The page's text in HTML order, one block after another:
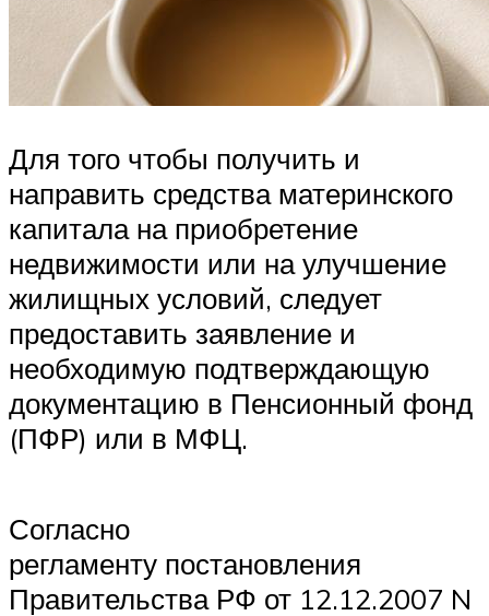
Для того чтобы получить и
направить средства материнского
капитала на приобретение
недвижимости или на улучшение
жилищных условий, следует
предоставить заявление и
необходимую подтверждающую
документацию в Пенсионный фонд
(ПФР) или в МФЦ.
Согласно
регламенту постановления
Правительства РФ от 12.12.2007 N